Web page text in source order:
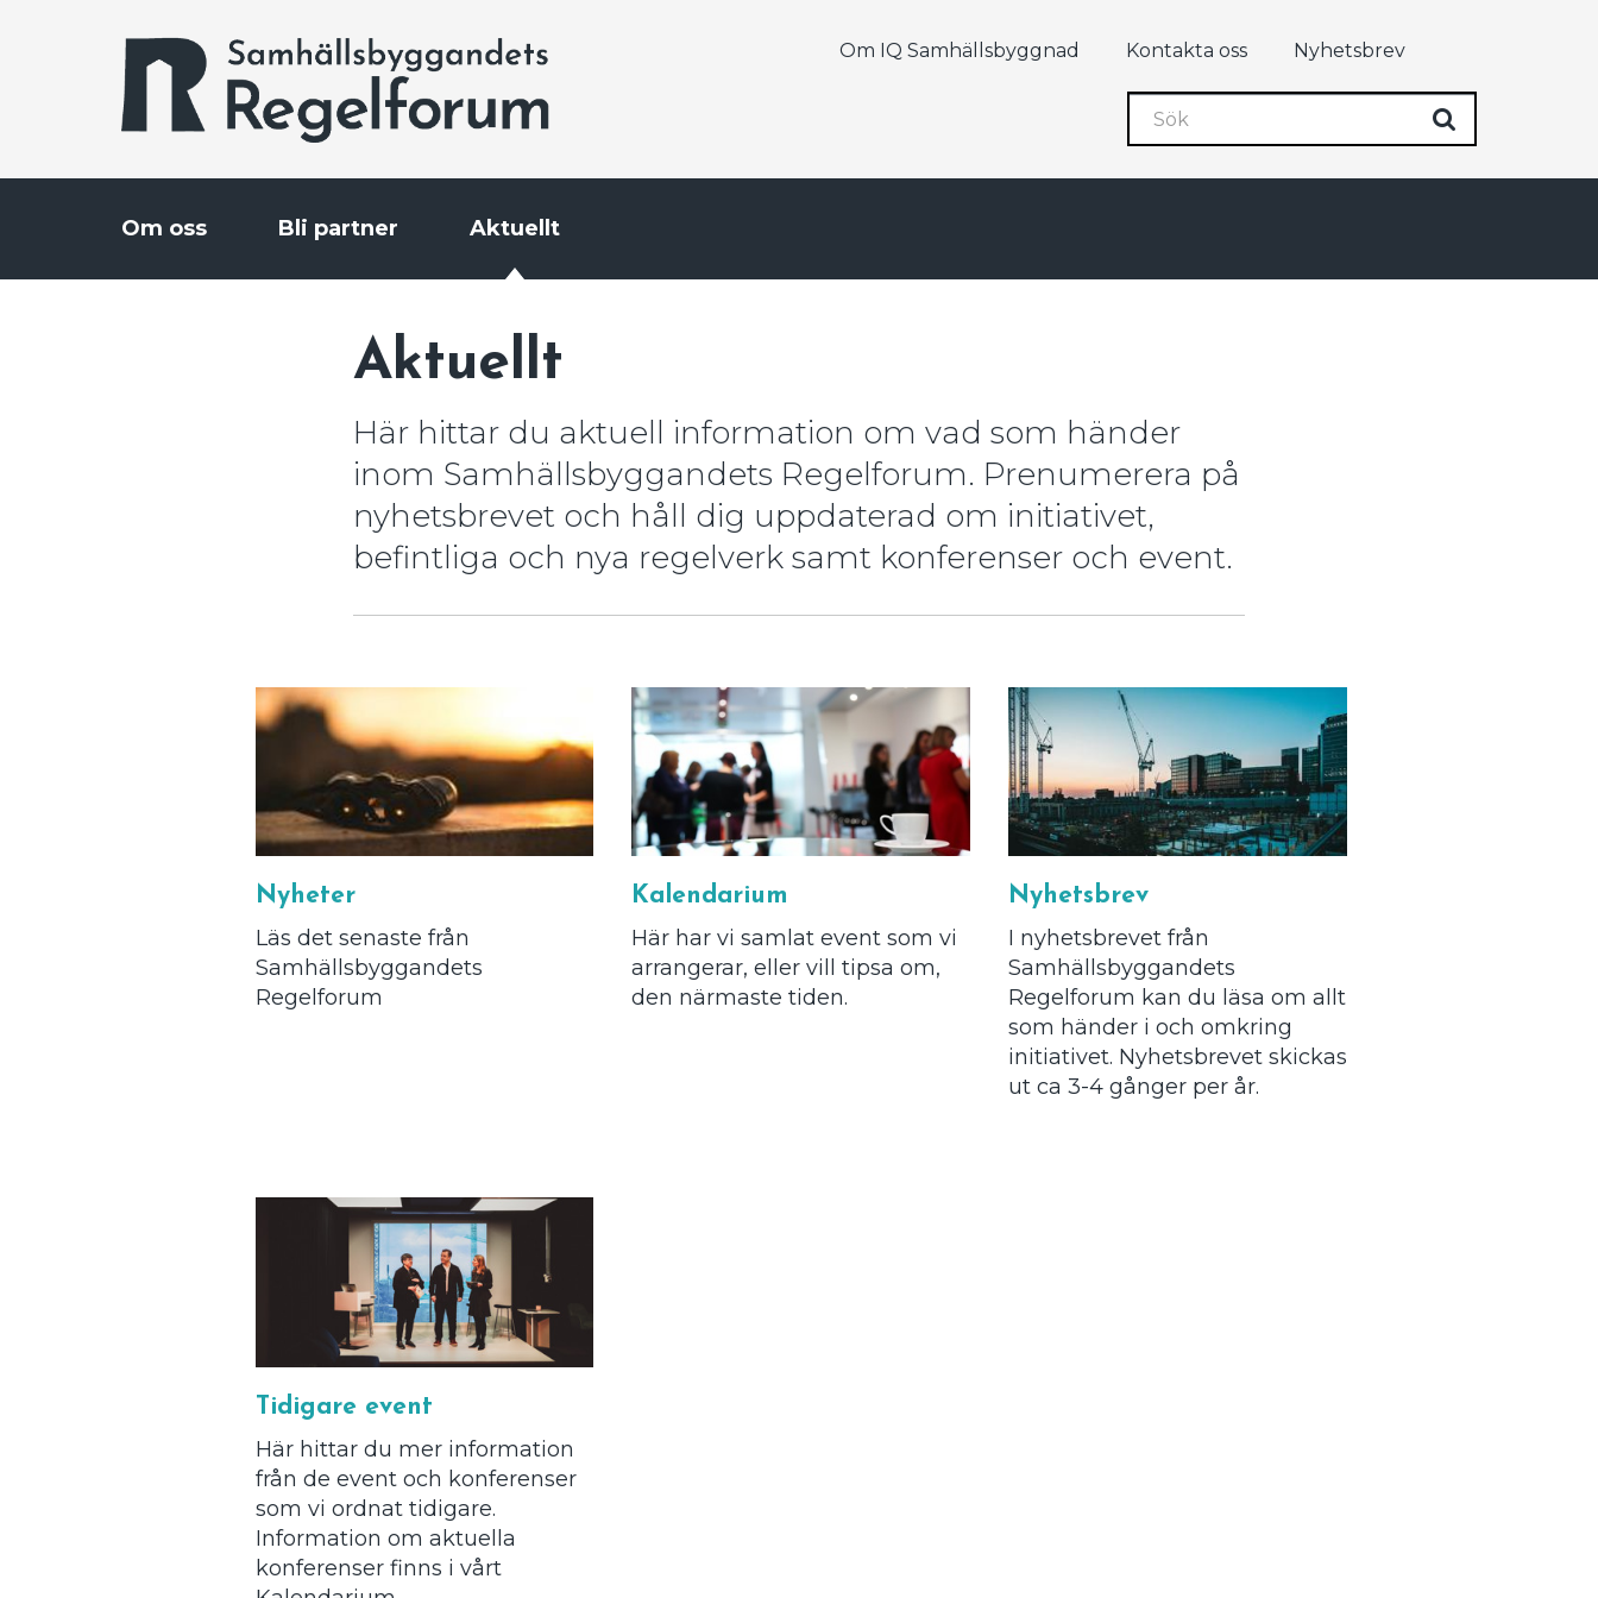
innehållet
Om IQ Samhällsbyggnad Kontakta oss Nyhetsbrev
Sök
Om oss Bli partner Aktuellt
Aktuellt
Här hittar du aktuell information om vad som händer
inom Samhällsbyggandets Regelforum. Prenumerera på
nyhetsbrevet och håll dig uppdaterad om initiativet,
befintliga och nya regelverk samt konferenser och event.
Nyheter
Läs det senaste från
Samhällsbyggandets
Regelforum
Kalendarium
Här har vi samlat event som vi
arrangerar, eller vill tipsa om,
den närmaste tiden.
Nyhetsbrev
I nyhetsbrevet från
Samhällsbyggandets
Regelforum kan du läsa om allt
som händer i och omkring
initiativet. Nyhetsbrevet skickas
ut ca 3-4 gånger per år.
Tidigare event
Här hittar du mer information
från de event och konferenser
som vi ordnat tidigare.
Information om aktuella
konferenser finns i vårt